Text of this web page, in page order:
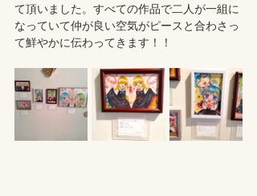
て頂いました。すべての作品で二人が一組に
なっていて仲が良い空気がピースと合わさっ
て鮮やかに伝わってきます！！